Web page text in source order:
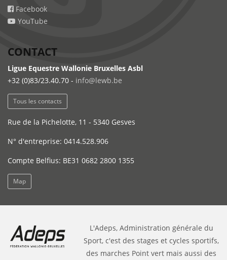
Facebook
YouTube
CONTACT
Ligue Equestre Wallonie Bruxelles Asbl
+32 (0)83/23.40.70 - info@lewb.be
Tous les contacts
Rue de la Pichelotte, 11 - 5340 Gesves
N° d'entreprise: 0414.528.906
Compte Belfius: BE31 0682 2800 1355
Map
L'Adeps, Administration générale du
Sport, c'est des stages et cycles sportifs,
des marches Point vert mais aussi des